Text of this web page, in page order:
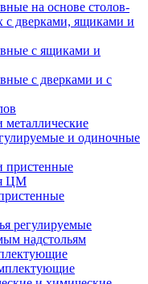
на основе столов-
с дверками, ящиками и
с ящиками и
с дверками и с
металлические
и одиночные
пристенные
ЦМ
регулируемые
надстольям